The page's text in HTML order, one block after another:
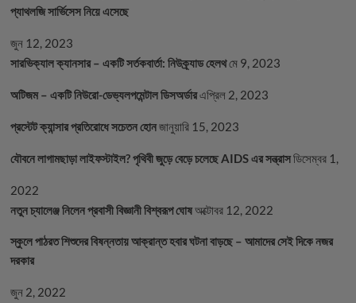
প্যাথলজি সার্ভিসেস নিয়ে এসেছে
জুন 12, 2023
সারভিক্যাল ক্যানসার – একটি সর্তকবার্তা: নিউক্র্যাড হেলথমে 9, 2023
অটিজম – একটি নিউরো-ডেভ্যলপমেন্টাল ডিসঅর্ডারএপ্রিল 2, 2023
প্রস্টেট ক্যান্সার প্রতিরোধে সচেতন হোনজানুয়ারি 15, 2023
যৌবনে লাগামছাড়া লাইফস্টাইল? পৃথিবী জুড়ে বেড়ে চলেছে AIDS এর সন্ত্রাসডিসেম্বর 1,
2022
নতুন চ্যালেঞ্জ নিলেন প্রবাসী বিজ্ঞানী বিশ্বরূপ ঘোষঅক্টোবর 12, 2022
স্কুলে পাঠরত শিশুদের বিষন্নতায় আক্রান্ত হবার ঘটনা বাড়ছে – আমাদের সেই দিকে নজর
দরকার
জুন 2, 2022